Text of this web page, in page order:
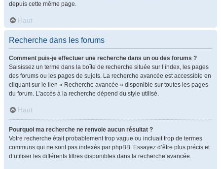
depuis cette même page.
Haut
Recherche dans les forums
Comment puis-je effectuer une recherche dans un ou des forums ?
Saisissez un terme dans la boîte de recherche située sur l’index, les pages
des forums ou les pages de sujets. La recherche avancée est accessible en
cliquant sur le lien « Recherche avancée » disponible sur toutes les pages
du forum. L’accès à la recherche dépend du style utilisé.
Haut
Pourquoi ma recherche ne renvoie aucun résultat ?
Votre recherche était probablement trop vague ou incluait trop de termes
communs qui ne sont pas indexés par phpBB. Essayez d’être plus précis et
d’utiliser les différents filtres disponibles dans la recherche avancée.